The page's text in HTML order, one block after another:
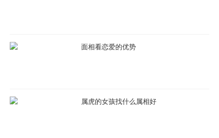
面相看恋爱的优势
属虎的女孩找什么属相好